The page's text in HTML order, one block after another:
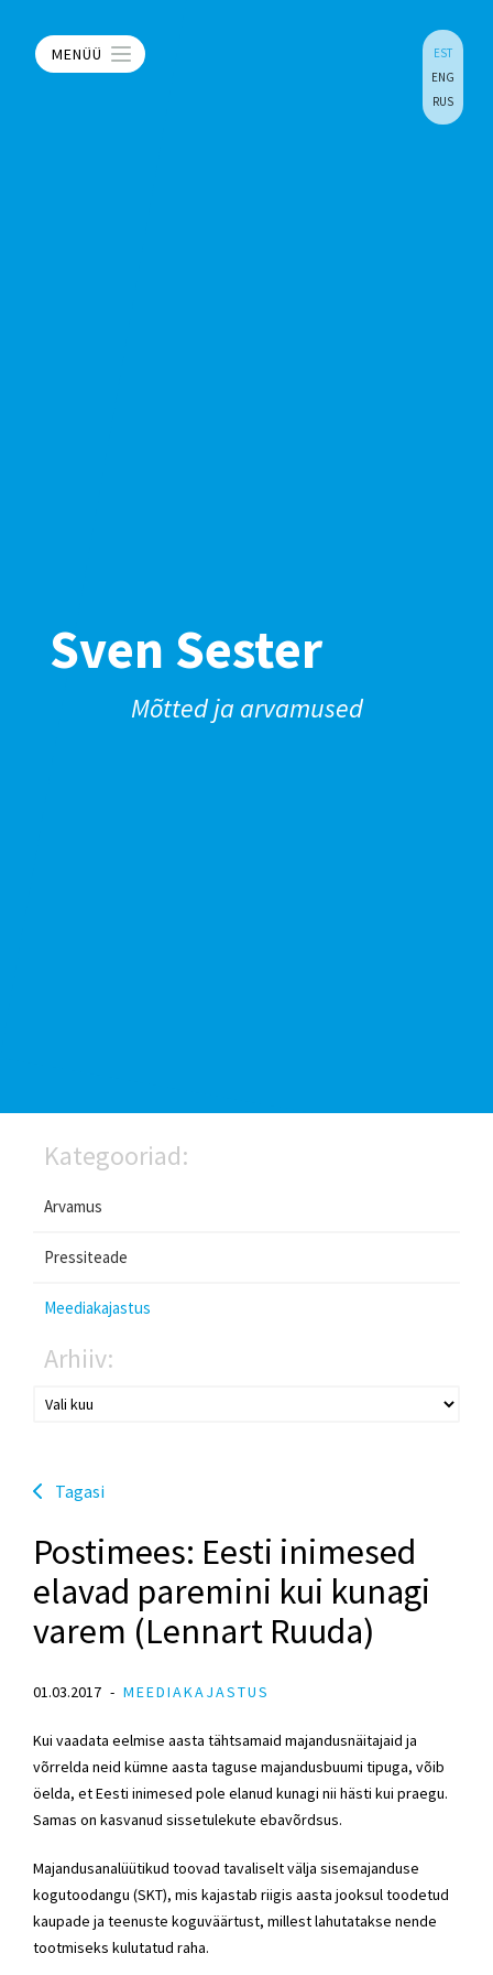
MENÜÜ
EST
ENG
RUS
Sven Sester
Mõtted ja arvamused
Kategooriad:
Arvamus
Pressiteade
Meediakajastus
Arhiiv:
Tagasi
Postimees: Eesti inimesed
elavad paremini kui kunagi
varem (Lennart Ruuda)
01.03.2017 MEEDIAKAJASTUS
Kui vaadata eelmise aasta tähtsamaid majandusnäitajaid ja
võrrelda neid kümne aasta taguse majandusbuumi tipuga, võib
öelda, et Eesti inimesed pole elanud kunagi nii hästi kui praegu.
Samas on kasvanud sissetulekute ebavõrdsus.
Majandusanalüütikud toovad tavaliselt välja sisemajanduse
kogutoodangu (SKT), mis kajastab riigis aasta jooksul toodetud
kaupade ja teenuste koguväärtust, millest lahutatakse nende
tootmiseks kulutatud raha.